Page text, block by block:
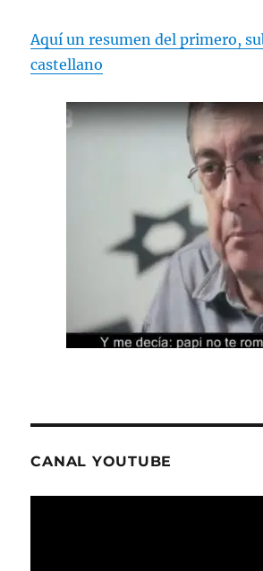
Aquí un resumen del primero,
castellano
CANAL YOUTUBE